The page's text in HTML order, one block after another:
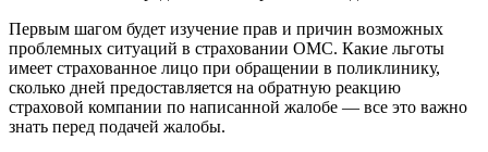
Первым шагом будет изучение прав и причин возможных
проблемных ситуаций в страховании ОМС. Какие льготы
имеет страхованное лицо при обращении в поликлинику,
сколько дней предоставляется на обратную реакцию
страховой компании по написанной жалобе — все это важно
знать перед подачей жалобы.